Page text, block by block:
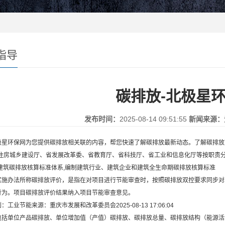
导
碳排放-北极星
发布时间： 2025-08-14 09:51:55新闻来源：
保网为您提供碳排放相关联的内容，帮您快速了解碳排放最新动态。了解碳排放
乡建设厅、省发展改革委、省教育厅、省科技厅、省工业和信息化厅等按职责
筑碳排放核算标准体系,编制建筑行业、建筑企业和建筑全生命期碳排放核算标准
法所称碳排放评价，是指在对项目进行节能审查时，按照碳排放双控要求同步对
。项目碳排放评价结果纳入项目节能审查意见。
业节能来源：重庆市发展和改革委员会2025-08-13 17:06:04
位产品碳排放、单位增加值（产值）碳排放、碳排放总量、碳排放结构（能源活